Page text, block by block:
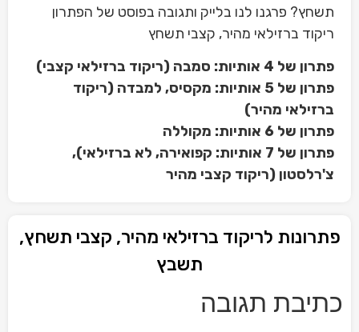
תשחץ? פרגנו לנו בלייק ותגובה בפוסט של הפתרון
ריקוד ברזילאי מהיר, קצבי תשחץ
פתרון של 4 אותיות: סמבה (ריקוד ברזילאי קצבי)
פתרון של 5 אותיות: מקסיס, למבדה (ריקוד
ברזילאי מהיר)
פתרון של 6 אותיות: מקוללה
פתרון של 7 אותיות: קפואירה, לא ברזילאי),
צ'רלסטון (ריקוד קצבי מהיר
פתרונות לריקוד ברזילאי מהיר, קצבי תשחץ,
תשבץ
כתיבת תגובה